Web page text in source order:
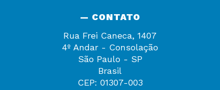
— CONTATO
Rua Frei Caneca, 1407
4º Andar - Consolação
São Paulo - SP
Brasil
CEP: 01307-003